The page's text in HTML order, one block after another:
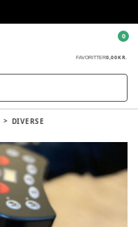
FAVORITTER0,00 KR.
0
DIVERSE